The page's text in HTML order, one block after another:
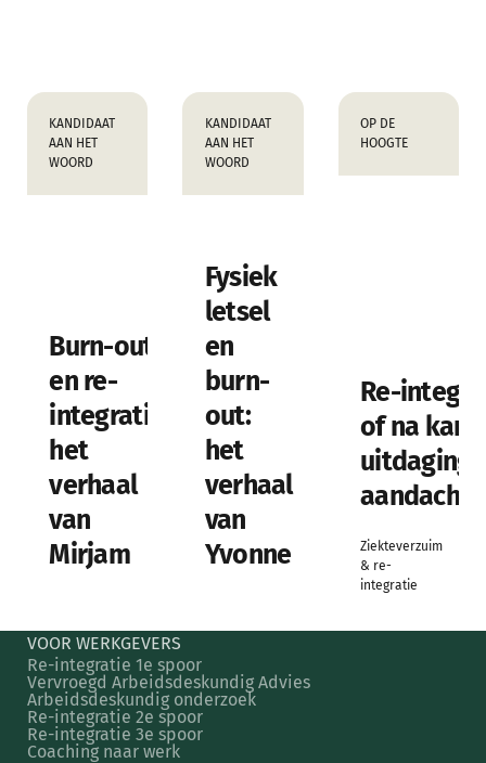
KANDIDAAT
AAN HET
WOORD
Burn-out
en re-
integratie:
het
verhaal
van
Mirjam
KANDIDAAT
AAN HET
WOORD
Fysiek
letsel
en
burn-
out:
het
verhaal
van
Yvonne
OP DE
HOOGTE
Re-
of na
Ziekteverzuim
& re-
integratie
VOOR WERKGEVERS
Re-integratie 1e spoor
Vervroegd Arbeidsdeskundig Advies
Arbeidsdeskundig onderzoek
Re-integratie 2e spoor
Re-integratie 3e spoor
Coaching naar werk